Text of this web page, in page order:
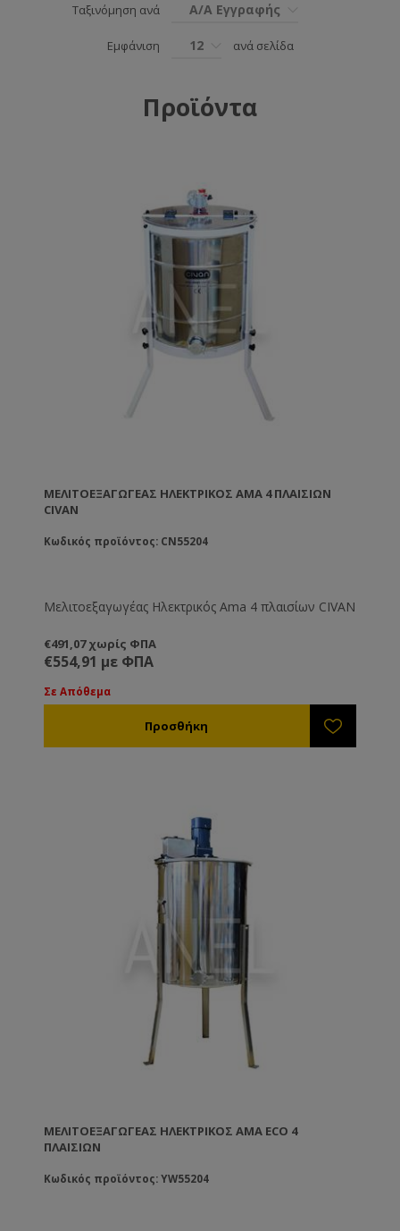
Ταξινόμηση ανά Α/Α Εγγραφής
Εμφάνιση 12 ανά σελίδα
Προϊόντα
ΜΕΛΙΤΟΕΞΑΓΩΓΈΑΣ ΗΛΕΚΤΡΙΚΌΣ AMA 4 ΠΛΑΙΣΊΩΝ
CIVAN
Κωδικός προϊόντος: CN55204
Μελιτοεξαγωγέας Ηλεκτρικός Ama 4 πλαισίων CIVAN
€491,07 χωρίς ΦΠΑ
€554,91 με ΦΠΑ
Σε Απόθεμα
ΜΕΛΙΤΟΕΞΑΓΩΓΈΑΣ ΗΛΕΚΤΡΙΚΌΣ AMA ECO 4
ΠΛΑΙΣΊΩΝ
Κωδικός προϊόντος: YW55204